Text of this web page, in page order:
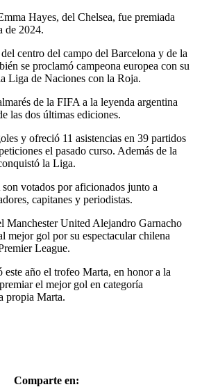
Hayes, del Chelsea, fue premiada
de 2024.
centro del campo del Barcelona y de la
se proclamó campeona europea con su
Liga de Naciones con la Roja.
de la FIFA a la leyenda argentina
las dos últimas ediciones.
y ofreció 11 asistencias en 39 partidos
el pasado curso. Además de la
la Liga.
votados por aficionados junto a
capitanes y periodistas.
Manchester United Alejandro Garnacho
mejor gol por su espectacular chilena
League.
año el trofeo Marta, en honor a la
el mejor gol en categoría
propia Marta.
Comparte en: